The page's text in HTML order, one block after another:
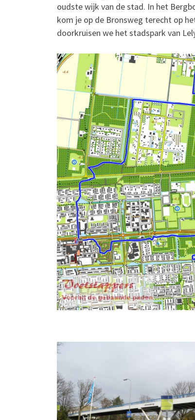
oudste wijk van de stad. In het
kom je op de Bronsweg terecht op
doorkruisen we het stadspark van